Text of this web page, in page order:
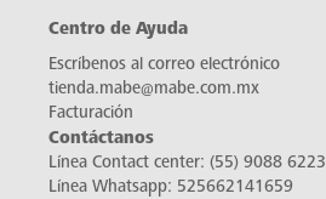
Centro de Ayuda
Escríbenos al correo electrónico
tienda.mabe@mabe.com.mx
Facturación
Contáctanos
Línea Contact center: (55) 9088 6223
Línea Whatsapp: 525662141659